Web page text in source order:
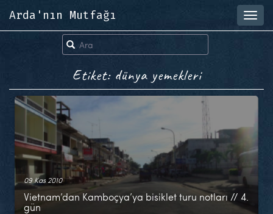
Arda'nın Mutfağı
Etiket: dünya yemekleri
09 Kas 2010
Vietnam’dan Kamboçya’ya bisiklet turu notları // 4.
gün